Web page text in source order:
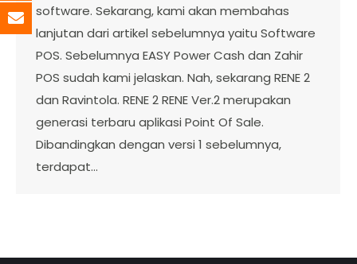
software. Sekarang, kami akan membahas
lanjutan dari artikel sebelumnya yaitu Software
POS. Sebelumnya EASY Power Cash dan Zahir
POS sudah kami jelaskan. Nah, sekarang RENE 2
dan Ravintola. RENE 2 RENE Ver.2 merupakan
generasi terbaru aplikasi Point Of Sale.
Dibandingkan dengan versi 1 sebelumnya,
terdapat…